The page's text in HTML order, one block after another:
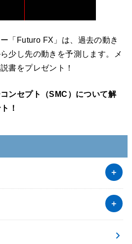
「Futuro FX」は、過去の動き
少し先の動きを予測します。メ
書をプレゼント！
ンセプト（SMC）について解
！